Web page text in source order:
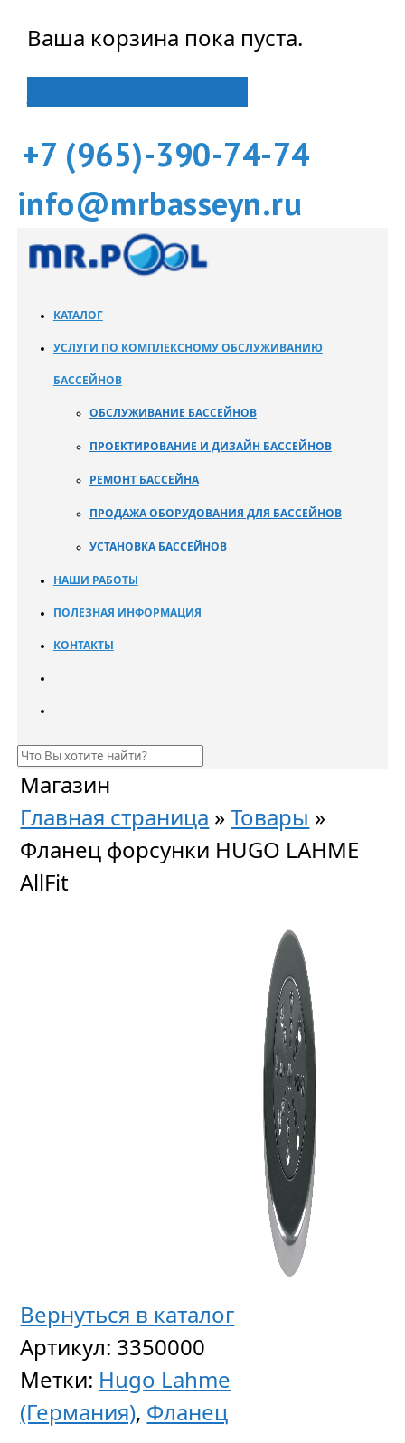
Ваша корзина пока пуста.
+7 (965)-390-74-74
info@mrbasseyn.ru
КАТАЛОГ
УСЛУГИ ПО КОМПЛЕКСНОМУ ОБСЛУЖИВАНИЮ
БАССЕЙНОВ
ОБСЛУЖИВАНИЕ БАССЕЙНОВ
ПРОЕКТИРОВАНИЕ И ДИЗАЙН БАССЕЙНОВ
РЕМОНТ БАССЕЙНА
ПРОДАЖА ОБОРУДОВАНИЯ ДЛЯ БАССЕЙНОВ
УСТАНОВКА БАССЕЙНОВ
НАШИ РАБОТЫ
ПОЛЕЗНАЯ ИНФОРМАЦИЯ
КОНТАКТЫ
Магазин
Главная страница »Товары »
Фланец форсунки HUGO LAHME
AllFit
Вернуться в каталог
Артикул: 3350000
Метки: Hugo Lahme
(Германия), Фланец